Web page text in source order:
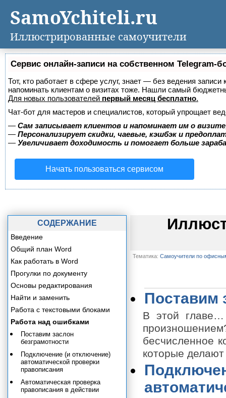
Сервис онлайн-записи на собственном Telegram-
Тот, кто работает в сфере услуг, знает — без ведения
напоминать клиентам о визитах тоже. Нашли самый
Для новых пользователей первый месяц бесплатно.
Чат-бот для мастеров и специалистов, который упрощает
— Сам записывает клиентов и напоминает им о
— Персонализирует скидки, чаевые, кэшбэк и
— Увеличивает доходимость и помогает больше
Начать пользоваться сервисом
Тематика: Самоучители по
Поставим
В этой
бесчисленное
которые
СОДЕРЖАНИЕ
Введение
Общий план Word
Как работать в Word
Прогулки по документу
Основы редактирования
Найти и заменить
Работа с текстовыми блоками
Работа над ошибками
Поставим заслон
безграмотности
Подключение (и отключение)
автоматической проверки
правописания
Автоматическая проверка
правописания в действии
SamoYchiteli.ru
Иллюстрированные самоучители